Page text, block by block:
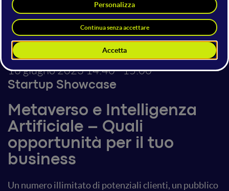
Founder & Project Manager
CEO & Founder di
VirtualMeetHub, Metaverse
Strategist
16 giugno 202314:40 - 15:00
Startup Showcase
Metaverso e Intelligenza
Artificiale – Quali
opportunità per il tuo
business
Un numero illimitato di potenziali clienti, un pubblico